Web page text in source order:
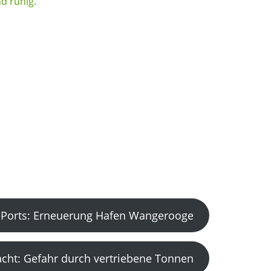
Erneuerung Hafen Wangerooge
Gefahr durch vertriebene Tonnen